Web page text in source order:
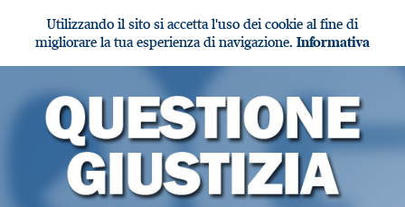
Utilizzando il sito si accetta l'uso dei cookie al fine di
migliorare la tua esperienza di navigazione. Informativa